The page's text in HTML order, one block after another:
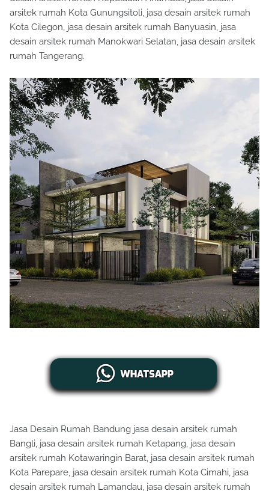
arsitek rumah Kota Gunungsitoli, jasa desain arsitek rumah
Kota Cilegon, jasa desain arsitek rumah Banyuasin, jasa
desain arsitek rumah Manokwari Selatan, jasa desain arsitek
rumah Tangerang.
Jasa Desain Rumah Bandung jasa desain arsitek rumah
Bangli, jasa desain arsitek rumah Ketapang, jasa desain
arsitek rumah Kotawaringin Barat, jasa desain arsitek rumah
Kota Parepare, jasa desain arsitek rumah Kota Cimahi, jasa
desain arsitek rumah Lamandau, jasa desain arsitek rumah